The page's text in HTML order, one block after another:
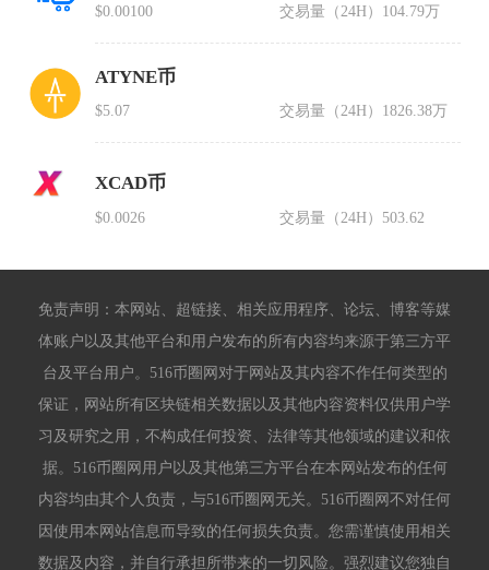
$0.00100 交易量（24H） 104.79万
ATYNE币
$5.07 交易量（24H） 1826.38万
XCAD币
$0.0026 交易量（24H） 503.62
免责声明：本网站、超链接、相关应用程序、论坛、博客等媒
体账户以及其他平台和用户发布的所有内容均来源于第三方平
台及平台用户。516币圈网对于网站及其内容不作任何类型的
保证，网站所有区块链相关数据以及其他内容资料仅供用户学
习及研究之用，不构成任何投资、法律等其他领域的建议和依
据。516币圈网用户以及其他第三方平台在本网站发布的任何
内容均由其个人负责，与516币圈网无关。516币圈网不对任何
因使用本网站信息而导致的任何损失负责。您需谨慎使用相关
数据及内容，并自行承担所带来的一切风险。强烈建议您独自